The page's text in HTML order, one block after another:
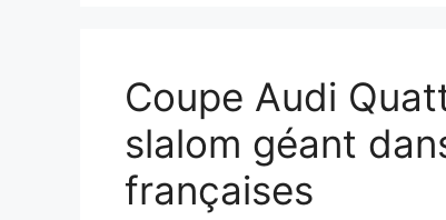
Coupe Audi
slalom géant
françaises